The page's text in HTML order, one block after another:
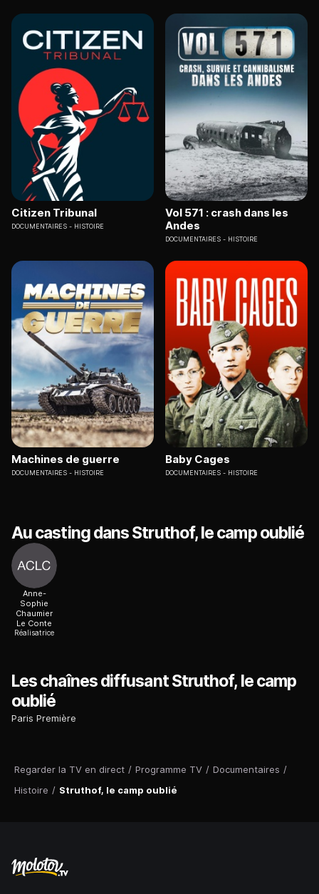
Regarder la TV en direct / Programme TV / Documentaires /
Histoire / Struthof, le camp oublié
Citizen Tribunal
DOCUMENTAIRES HISTOIRE
Vol 571 : crash dans les
Andes
DOCUMENTAIRES HISTOIRE
Machines de guerre
DOCUMENTAIRES HISTOIRE
Baby Cages
DOCUMENTAIRES HISTOIRE
Au casting dans Struthof, le camp oublié
Anne-
Sophie
Chaumier
Le Conte
Réalisatrice
Les chaînes diffusant Struthof, le camp
oublié
Paris Première